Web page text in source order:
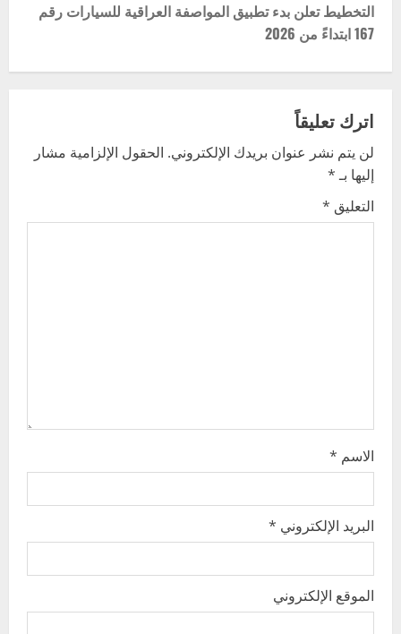
t
n
v
i
g
التخطيط تعلن بدء تطبيق المواصفة العراقية للسيارات رقم
167 ابتداءً من 2026
اترك تعليقاً
لن يتم نشر عنوان بريدك الإلكتروني. الحقول الإلزامية مشار
إليها بـ*
التعليق *
الاسم *
البريد الإلكتروني *
الموقع الإلكتروني